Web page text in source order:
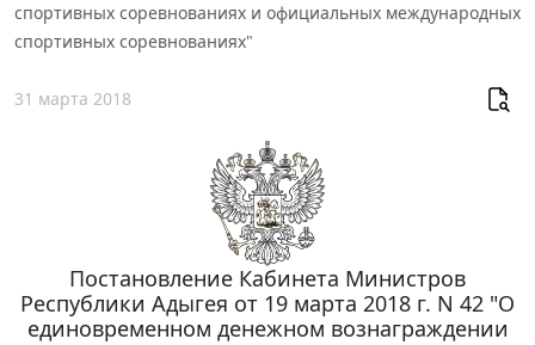
спортивных соревнованиях и официальных международных
спортивных соревнованиях"
31 марта 2018
Постановление Кабинета Министров
Республики Адыгея от 19 марта 2018 г. N 42 "О
единовременном денежном вознаграждении